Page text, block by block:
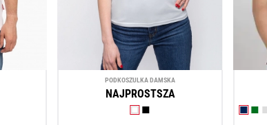
PODKOSZULKA DAMSKA
NAJPROSTSZA